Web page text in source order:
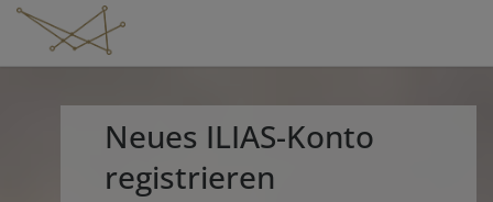
Neues ILIAS-Konto
registrieren